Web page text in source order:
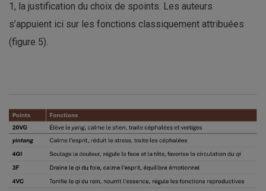
1, la justification du choix de spoints. Les auteurs
s’appuient ici sur les fonctions classiquement attribuées
(figure 5).